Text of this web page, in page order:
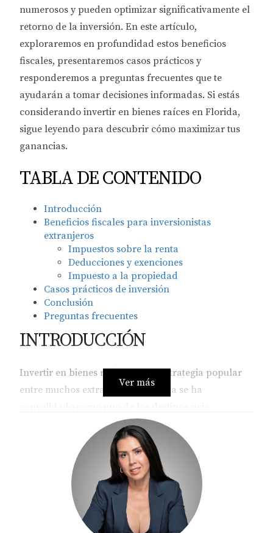
numerosos y pueden optimizar significativamente el
retorno de la inversión. En este artículo,
exploraremos en profundidad estos beneficios
fiscales, presentaremos casos prácticos y
responderemos a preguntas frecuentes que te
ayudarán a tomar decisiones informadas. Si estás
considerando invertir en bienes raíces en Florida,
sigue leyendo para descubrir cómo maximizar tus
ganancias.
TABLA DE CONTENIDO
Introducción
Beneficios fiscales para inversionistas
extranjeros
Impuestos sobre la renta
Deducciones y exenciones
Impuesto a la propiedad
Casos prácticos de inversión
Conclusión
Preguntas frecuentes
INTRODUCCIÓN
Invertir en bienes raíces es una estrategia popular
entre muchos extranjeros, y Florida se ha
atractivos. Con su clima cálido, playas hermosas y
un mercado inmobiliario en constante crecimiento,
no es sorprendente que tantos inversionistas
busquen establecerse aquí. Sin embargo, más allá
de las características físicas del estado, hay un
aspecto crucial que puede influir en tu decisión: los
beneficios fiscales. Comprender cómo funcionan
Ver más